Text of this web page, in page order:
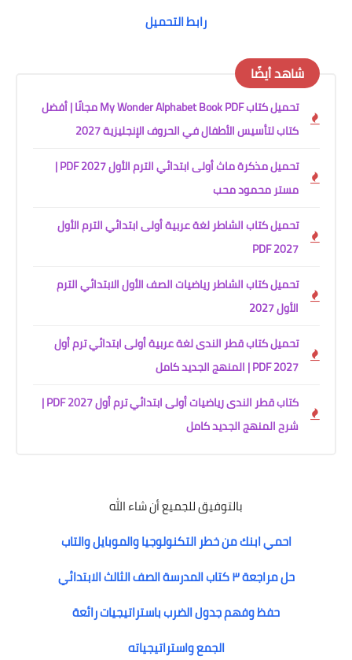
رابط التحميل
شاهد أيضًا
تحميل كتاب My Wonder Alphabet Book PDF مجانًا | أفضل
كتاب لتأسيس الأطفال في الحروف الإنجليزية 2027
تحميل مذكرة ماث أولى ابتدائي الترم الأول 2027 PDF |
مستر محمود محب
تحميل كتاب الشاطر لغة عربية أولى ابتدائي الترم الأول
2027 PDF
تحميل كتاب الشاطر رياضيات الصف الأول الابتدائي الترم
الأول 2027
تحميل كتاب قطر الندى لغة عربية أولى ابتدائي ترم أول
2027 PDF | المنهج الجديد كامل
كتاب قطر الندى رياضيات أولى ابتدائي ترم أول 2027 PDF |
شرح المنهج الجديد كامل
بالتوفيق للجميع أن شاء الله
احمي ابنك من خطر التكنولوجيا والموبايل والتاب
حل مراجعة ٣ كتاب المدرسة الصف الثالث الابتدائي
حفظ وفهم جدول الضرب باستراتيجيات رائعة
الجمع واستراتيجياته